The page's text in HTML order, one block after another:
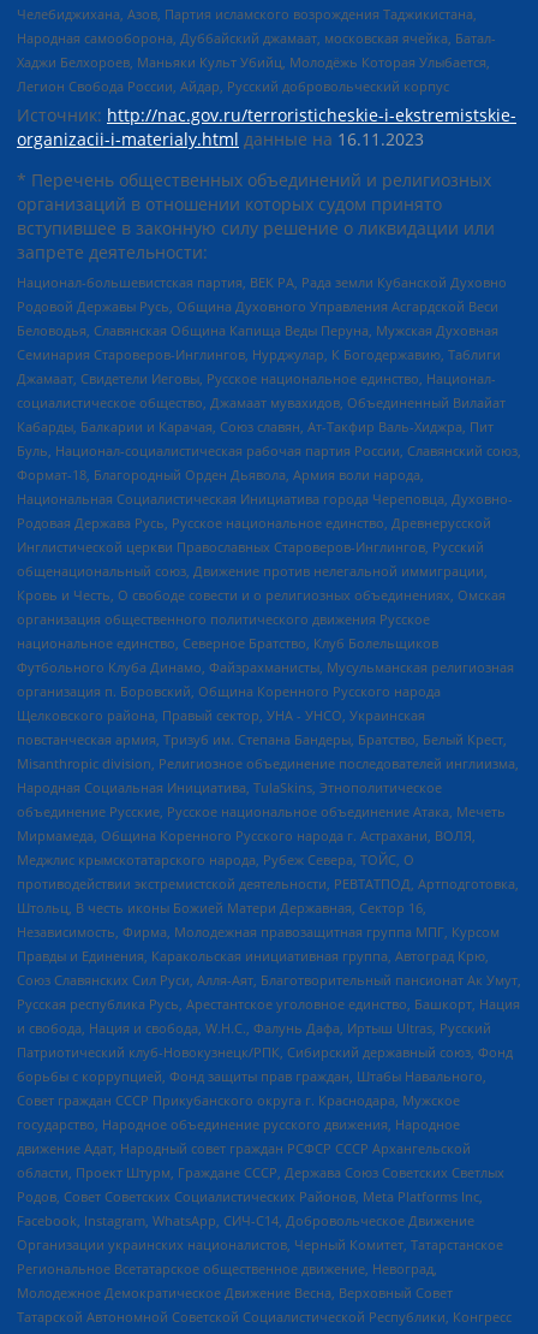
Челебиджихана, Азов, Партия исламского возрождения Таджикистана,
Народная самооборона, Дуббайский джамаат, московская ячейка, Батал-
Хаджи Белхороев, Маньяки Культ Убийц, Молодёжь Которая Улыбается,
Легион Свобода России, Айдар, Русский добровольческий корпус
Источник: http://nac.gov.ru/terroristicheskie-i-ekstremistskie-
organizacii-i-materialy.html данные на 16.11.2023
* Перечень общественных объединений и религиозных
организаций в отношении которых судом принято
вступившее в законную силу решение о ликвидации или
запрете деятельности:
Национал-большевистская партия, ВЕК РА, Рада земли Кубанской Духовно
Родовой Державы Русь, Община Духовного Управления Асгардской Веси
Беловодья, Славянская Община Капища Веды Перуна, Мужская Духовная
Семинария Староверов-Инглингов, Нурджулар, К Богодержавию, Таблиги
Джамаат, Свидетели Иеговы, Русское национальное единство, Национал-
социалистическое общество, Джамаат мувахидов, Объединенный Вилайат
Кабарды, Балкарии и Карачая, Союз славян, Ат-Такфир Валь-Хиджра, Пит
Буль, Национал-социалистическая рабочая партия России, Славянский союз,
Формат-18, Благородный Орден Дьявола, Армия воли народа,
Национальная Социалистическая Инициатива города Череповца, Духовно-
Родовая Держава Русь, Русское национальное единство, Древнерусской
Инглистической церкви Православных Староверов-Инглингов, Русский
общенациональный союз, Движение против нелегальной иммиграции,
Кровь и Честь, О свободе совести и о религиозных объединениях, Омская
организация общественного политического движения Русское
национальное единство, Северное Братство, Клуб Болельщиков
Футбольного Клуба Динамо, Файзрахманисты, Мусульманская религиозная
организация п. Боровский, Община Коренного Русского народа
Щелковского района, Правый сектор, УНА - УНСО, Украинская
повстанческая армия, Тризуб им. Степана Бандеры, Братство, Белый Крест,
Misanthropic division, Религиозное объединение последователей инглиизма,
Народная Социальная Инициатива, TulaSkins, Этнополитическое
объединение Русские, Русское национальное объединение Атака, Мечеть
Мирмамеда, Община Коренного Русского народа г. Астрахани, ВОЛЯ,
Меджлис крымскотатарского народа, Рубеж Севера, ТОЙС, О
противодействии экстремистской деятельности, РЕВТАТПОД, Артподготовка,
Штольц, В честь иконы Божией Матери Державная, Сектор 16,
Независимость, Фирма, Молодежная правозащитная группа МПГ, Курсом
Правды и Единения, Каракольская инициативная группа, Автоград Крю,
Союз Славянских Сил Руси, Алля-Аят, Благотворительный пансионат Ак Умут,
Русская республика Русь, Арестантское уголовное единство, Башкорт, Нация
и свобода, Нация и свобода, W.H.С., Фалунь Дафа, Иртыш Ultras, Русский
Патриотический клуб-Новокузнецк/РПК, Сибирский державный союз, Фонд
борьбы с коррупцией, Фонд защиты прав граждан, Штабы Навального,
Совет граждан СССР Прикубанского округа г. Краснодара, Мужское
государство, Народное объединение русского движения, Народное
движение Адат, Народный совет граждан РСФСР СССР Архангельской
области, Проект Штурм, Граждане СССР, Держава Союз Советских Светлых
Родов, Совет Советских Социалистических Районов, Meta Platforms Inc,
Facebook, Instagram, WhatsApp, СИЧ-С14, Добровольческое Движение
Организации украинских националистов, Черный Комитет, Татарстанское
Региональное Всетатарское общественное движение, Невоград,
Молодежное Демократическое Движение Весна, Верховный Совет
Татарской Автономной Советской Социалистической Республики, Конгресс